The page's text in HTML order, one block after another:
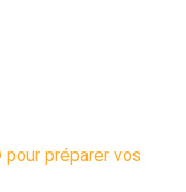
préparer vos